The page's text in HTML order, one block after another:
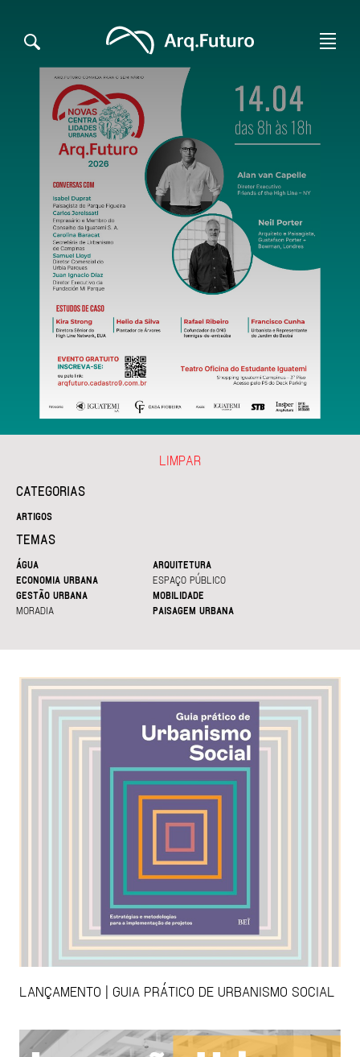
CATEGORIAS
ARTIGOS
TEMAS
ÁGUA
ARQUITETURA
ECONOMIA URBANA
ESPAÇO PÚBLICO
GESTÃO URBANA
MOBILIDADE
MORADIA
PAISAGEM URBANA
LIMPAR
LANÇAMENTO | GUIA PRÁTICO DE URBANISMO SOCIAL